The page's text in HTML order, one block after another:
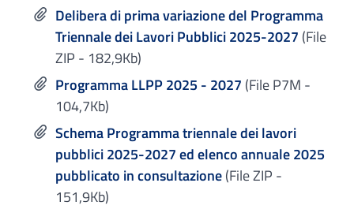
Delibera di prima variazione del Programma
Triennale dei Lavori Pubblici 2025-2027 (File
ZIP - 182,9Kb)
Programma LLPP 2025 - 2027 (File P7M -
104,7Kb)
Schema Programma triennale dei lavori
pubblici 2025-2027 ed elenco annuale 2025
pubblicato in consultazione(File ZIP -
151,9Kb)